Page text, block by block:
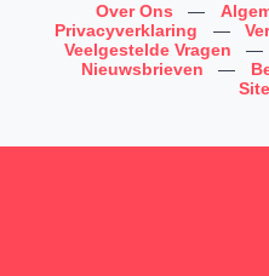
Over Ons —
Privacyverklaring
—
Veelgestelde Vragen
—
Nieuwsbrieven
—